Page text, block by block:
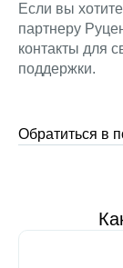
Если вы
партнеру
контакты для
поддержки.
Обратиться в